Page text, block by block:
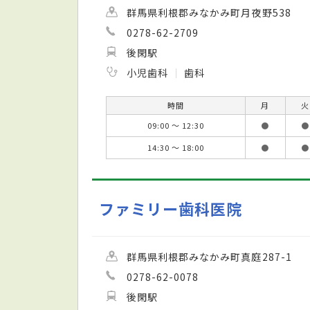
群馬県利根郡みなかみ町月夜野538
0278-62-2709
後閑駅
小児歯科
歯科
時間 月 火
09:00 ～ 12:30
● ●
14:30 ～ 18:00
● ●
ファミリー歯科医院
群馬県利根郡みなかみ町真庭287-1
0278-62-0078
後閑駅